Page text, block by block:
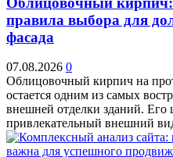
правила выбора для
фасада
07.08.2026 0
Облицовочный кирпич на
остается одним из самых
внешней отделки зданий. Его
привлекательный внешний